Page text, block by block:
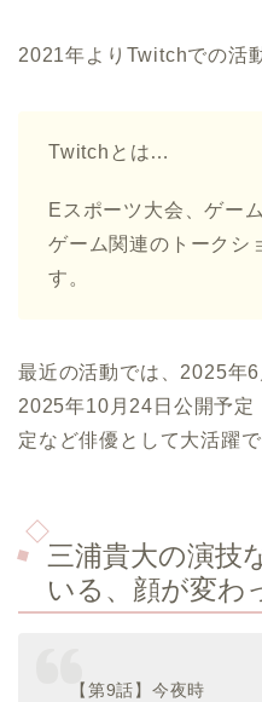
2021年よりTwitchでの活
Twitchとは…
Eスポーツ大会、ゲー
ゲーム関連のトークシ
す。
最近の活動では、2025年6
2025年10月24日公開予定
定など俳優として大活躍で
三浦貴大の演技
いる、顔が変わ
【第9話】今夜時